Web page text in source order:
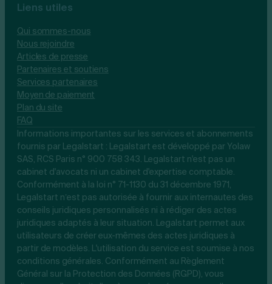
Liens utiles
Qui sommes-nous
Nous rejoindre
Articles de presse
Partenaires et soutiens
Services partenaires
Moyen de paiement
Plan du site
FAQ
Informations importantes sur les services et abonnements
fournis par Legalstart : Legalstart est développé par Yolaw
SAS, RCS Paris n° 900 758 343. Legalstart n'est pas un
cabinet d'avocats ni un cabinet d'expertise comptable.
Conformément à la loi n° 71-1130 du 31 décembre 1971,
Legalstart n’est pas autorisée à fournir aux internautes des
conseils juridiques personnalisés ni à rédiger des actes
juridiques adaptés à leur situation. Legalstart permet aux
utilisateurs de créer eux-mêmes des actes juridiques à
partir de modèles. L'utilisation du service est soumise à nos
conditions générales. Conformément au Règlement
Général sur la Protection des Données (RGPD), vous